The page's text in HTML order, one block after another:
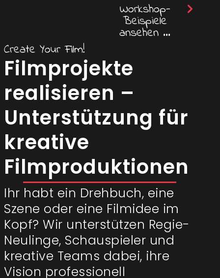
Workshop-
Beispiele
ansehen ...
Create Your Film!
Filmprojekte
realisieren –
Unterstützung für
kreative
Filmproduktionen
Ihr habt ein Drehbuch, eine
Szene oder eine Filmidee im
Kopf? Wir unterstützen Regie-
Neulinge, Schauspieler und
kreative Teams dabei, ihre
Vision professionell